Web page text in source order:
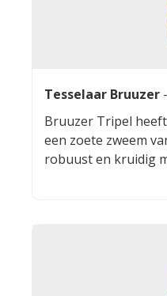
Tesselaar Bruuzer -
Bruuzer Tripel
een zoete zweem
robuust en kruidig